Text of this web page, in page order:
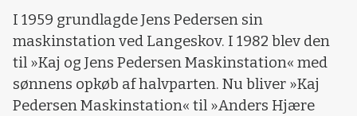
I 1959 grundlagde Jens Pedersen sin
maskinstation ved Langeskov. I 1982 blev den
til »Kaj og Jens Pedersen Maskinstation« med
sønnens opkøb af halvparten. Nu bliver »Kaj
Pedersen Maskinstation« til »Anders Hjære